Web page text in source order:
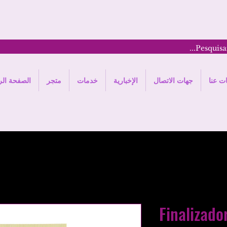
الصفحة متجر خدمات الإخبارية جهات الاتصال عنا